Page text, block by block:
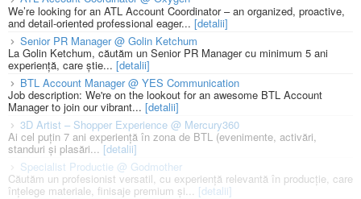
We’re looking for an ATL Account Coordinator – an organized, proactive,
and detail-oriented professional eager... [detalii]
Senior PR Manager @ Golin Ketchum
La Golin Ketchum, căutăm un Senior PR Manager cu minimum 5 ani
experiență, care știe... [detalii]
BTL Account Manager @ YES Communication
Job description: We're on the lookout for an awesome BTL Account
Manager to join our vibrant... [detalii]
3D Artist – Shopper Experience @ Mercury360
Ai cel puțin 7 ani experiență în zona de BTL (evenimente, activări,
standuri și plasări...[detalii]
Specialist Productie @ Godmother
Căutăm un profesionist versatil, cu experiență relevantă în producție, care
înțelege materiale, finisaje premium și... [detalii]